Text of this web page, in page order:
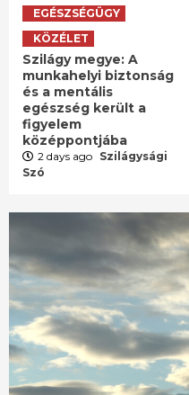
EGÉSZSÉGÜGY
KÖZÉLET
Szilágy megye: A
munkahelyi biztonság
és a mentális
egészség került a
figyelem
középpontjába
2 days ago Szilágysági
Szó